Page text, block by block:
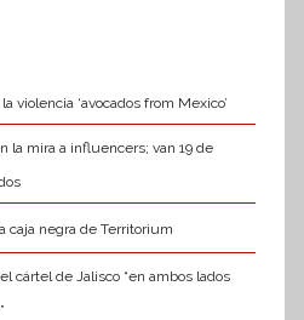
violencia ‘avocados from Mexico’
la mira a influencers; van 19 de
caja negra de Territorium
cártel de Jalisco “en ambos lados